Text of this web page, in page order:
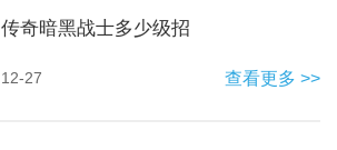
传奇暗黑战士多少级招
12-27 查看更多 >>